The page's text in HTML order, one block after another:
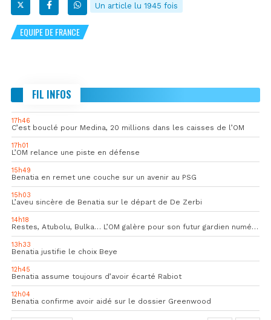
Un article lu 1945 fois
EQUIPE DE FRANCE
FIL INFOS
17h46
C’est bouclé pour Medina, 20 millions dans les caisses de l’OM
17h01
L’OM relance une piste en défense
15h49
Benatia en remet une couche sur un avenir au PSG
15h03
L’aveu sincère de Benatia sur le départ de De Zerbi
14h18
Restes, Atubolu, Bulka… L’OM galère pour son futur gardien numéro 1
13h33
Benatia justifie le choix Beye
12h45
Benatia assume toujours d’avoir écarté Rabiot
12h04
Benatia confirme avoir aidé sur le dossier Greenwood